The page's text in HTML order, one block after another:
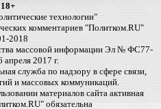
18+
технологии"
комментариев "Политком.RU"
2018
массовой информации Эл № ФС77-
апреля 2017 г.
служба по надзору в сфере связи,
и массовых коммуникаций.
материалов сайта активная
обязательна